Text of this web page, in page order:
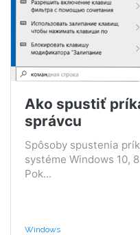
Ako spustiť
správcu
Spôsoby spustenia
systéme Windows 10,
Pok...
Windows